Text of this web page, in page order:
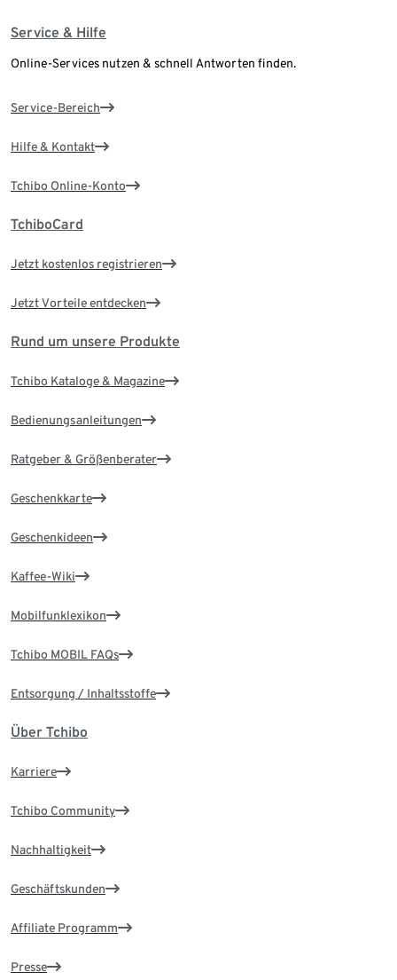
Service & Hilfe
Online-Services nutzen & schnell Antworten finden.
Service-Bereich
Hilfe & Kontakt
Tchibo Online-Konto
TchiboCard
Jetzt kostenlos registrieren
Jetzt Vorteile entdecken
Rund um unsere Produkte
Tchibo Kataloge & Magazine
Bedienungsanleitungen
Ratgeber & Größenberater
Geschenkkarte
Geschenkideen
Kaffee-Wiki
Mobilfunklexikon
Tchibo MOBIL FAQs
Entsorgung / Inhaltsstoffe
Über Tchibo
Karriere
Tchibo Community
Nachhaltigkeit
Geschäftskunden
Affiliate Programm
Presse